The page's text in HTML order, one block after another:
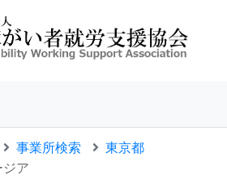
事業所検索
東京都
ジア